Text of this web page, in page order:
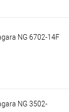
NG 6702-14F
NG 3502-